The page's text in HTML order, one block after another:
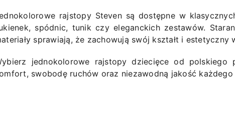
rajstopy Steven są dostępne w
spódnic, tunik czy eleganckich zestawów.
sprawiają, że zachowują swój kształt i
jednokolorowe rajstopy dziecięce od polskiego
swobodę ruchów oraz niezawodną jakość każdego